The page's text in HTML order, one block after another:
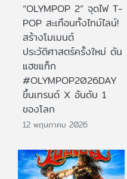
“OLYMPOP 2” จุดไฟ T-
POP สะเทือนทั้งไทม์ไลน์!
สร้างโมเมนต์
ประวัติศาสตร์ครั้งใหม่ ดัน
แฮชแท็ก
#OLYMPOP2026DAY
ขึ้นเทรนด์ X อันดับ 1
ของโลก
12 พฤษภาคม 2026